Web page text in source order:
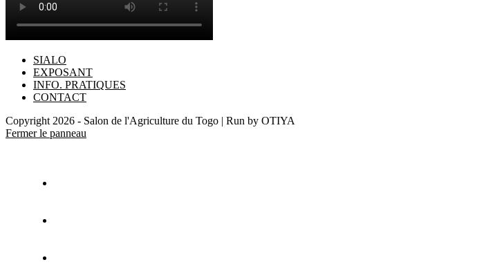
SIALO
EXPOSANT
INFO. PRATIQUES
CONTACT
Copyright 2026 - Salon de l'Agriculture du Togo | Run by OTIYA
Fermer le panneau